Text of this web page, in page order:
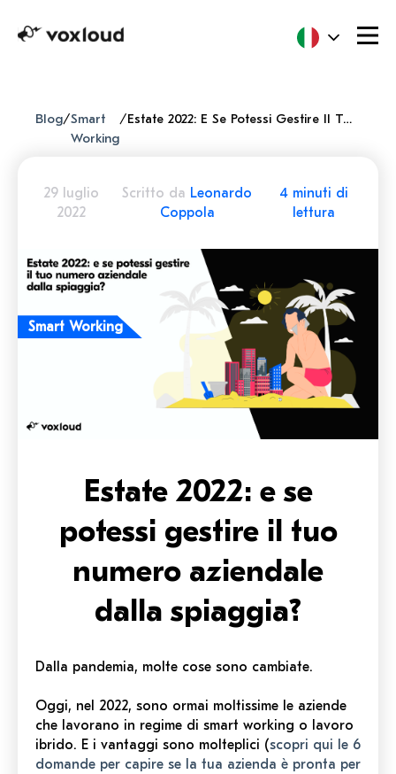
Blog/Smart
Working
/ Estate 2022: E Se Potessi Gestire Il Tuo Numero Aziendale Dalla Spiaggia?
29 luglio
2022
Scritto da Leonardo
Coppola
4 minuti di
lettura
Smart Working
Estate 2022: e se
potessi gestire il tuo
numero aziendale
dalla spiaggia?
Dalla pandemia, molte cose sono cambiate.
Oggi, nel 2022, sono ormai moltissime le aziende
che lavorano in regime di smart working o lavoro
ibrido. E i vantaggi sono molteplici (scopri qui le 6
domande per capire se la tua azienda è pronta per